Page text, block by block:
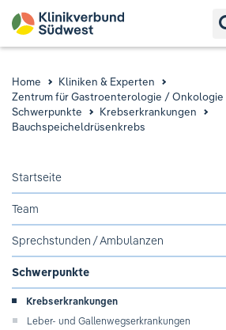
Ihr Aufenthalt
Ausbildung & Studium
Jobs & Karriere
Der Klinikverbund Südwest
Home
Kliniken & Experten
Zentrum für Gastroenterologie / Onkologie
Schwerpunkte
Krebserkrankungen
Bauchspeicheldrüsenkrebs
Startseite
Team
Sprechstunden / Ambulanzen
Schwerpunkte
Krebserkrankungen
Leber- und Gallenwegserkrankungen